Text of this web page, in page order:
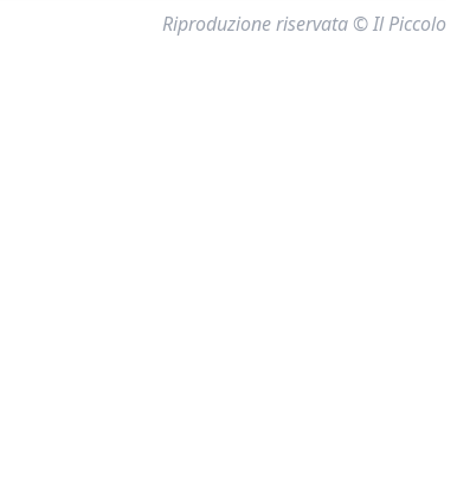
Riproduzione riservata © Il Piccolo